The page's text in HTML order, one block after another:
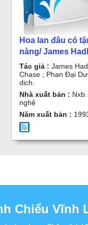
Hoa lan đâu có
nàng/ James
Chase ; Phan Đại
Dương dịch. T. 2
Tác giả : James
Chase ; Phan Đại
dịch.
Nhà xuất bản :
nghệ
Năm xuất bản :
Chiểu Vĩnh